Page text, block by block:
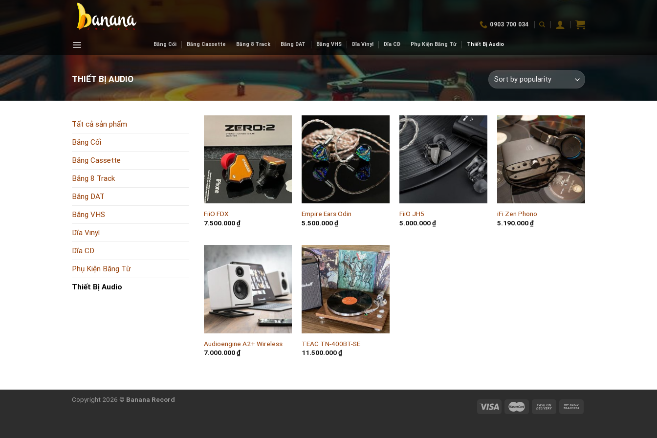
content
0903 700 034
Băng Cối Băng Cassette Băng 8 Track Băng DAT Băng VHS Dĩa Vinyl Dĩa CD Phụ Kiện Băng Từ Thiết Bị Audio
THIẾT BỊ AUDIO
Tất cả sản phẩm
Băng Cối
Băng Cassette
Băng 8 Track
Băng DAT
Băng VHS
Dĩa Vinyl
Dĩa CD
Phụ Kiện Băng Từ
Thiết Bị Audio
wishlist
+
FiiO FDX
7.500.000₫
Add to
wishlist
Empire Ears Odin
5.500.000₫
Add to
wishlist
FiiO JH5
5.000.000₫
Add to
wishlist
iFi Zen Phono
5.190.000₫
Add to
wishlist
+
Audioengine A2+ Wireless
7.000.000₫
Add to
wishlist
+
TEAC TN-400BT-SE
11.500.000₫
Copyright 2026 © Banana Record